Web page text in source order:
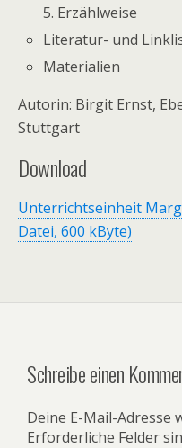
5. Erzählweise
Literatur- und
Materialien
Autorin: Birgit Ernst,
Stuttgart
Download
Unterrichtseinheit
Datei, 600 kByte)
Schreibe einen
Deine E-Mail-Adresse
Erforderliche Felder